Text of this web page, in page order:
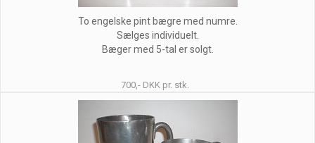
To engelske pint bægre med numre.
Sælges individuelt.
Bæger med 5-tal er solgt.
700,- DKK pr. stk.